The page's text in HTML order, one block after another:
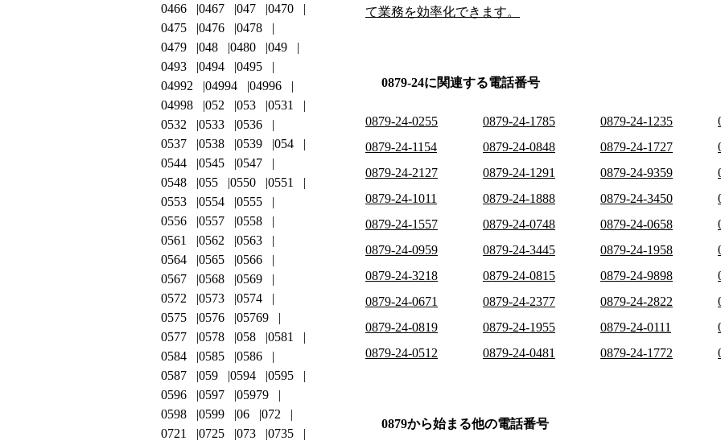
て業務を効率化できます。
0879-24に関連する電話番号
0879-24-0255 0879-24-1785 0879-24-1235
0879-24-1154
0879-24-0848 0879-24-1727
0879-24-2127
0879-24-1291 0879-24-9359
0879-24-1011
0879-24-1888 0879-24-3450
0879-24-1557
0879-24-0748 0879-24-0658
0879-24-0959
0879-24-3445 0879-24-1958
0879-24-3218
0879-24-0815 0879-24-9898
0879-24-0671
0879-24-2377 0879-24-2822
0879-24-0819
0879-24-1955 0879-24-0111
0879-24-0512
0879-24-0481 0879-24-1772
0879から始まる他の電話番号
0466
0467 047
0470
0475
0476
0478
0479
048 0480
049
0493
0494
0495
04992
04994
04996
04998
052 053
0531
0532
0533
0536
0537
0538 0539
054
0544
0545
0547
0548
055 0550
0551
0553
0554
0555
0556
0557
0558
0561
0562
0563
0564
0565
0566
0567
0568
0569
0572
0573
0574
0575
0576
05769
0577
0578 058
0581
0584
0585
0586
0587
059 0594
0595
0596
0597
05979
0598
0599 06
072
0721
0725 073
0735